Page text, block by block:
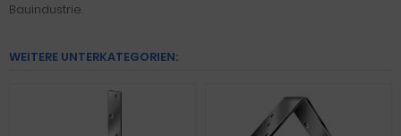
Bauindustrie.
WEITERE UNTERKATEGORIEN: